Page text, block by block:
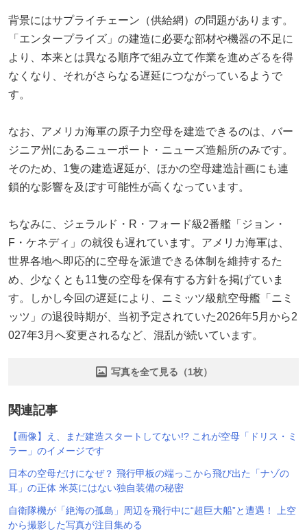
背景にはサプライチェーン（供給網）の問題があります。
「エンタープライズ」の建造に必要な部材や機器の不足に
より、本来とは異なる順序で組み立て作業を進めざるを得
なくなり、それがさらなる遅延につながっているようで
す。
なお、アメリカ海軍の原子力空母を建造できるのは、バー
ジニア州にあるニューポート・ニューズ造船所のみです。
そのため、1隻の建造遅延が、ほかの空母建造計画にも連
鎖的な影響を及ぼす可能性が高くなっています。
ちなみに、ジェラルド・R・フォード級2番艦「ジョン・
F・ケネディ」の就役も遅れています。アメリカ海軍は、
世界各地へ即応的に空母を派遣できる体制を維持するた
め、少なくとも11隻の空母を保有する方針を掲げていま
す。しかし今回の遅延により、ニミッツ級航空母艦「ニミ
ッツ」の退役時期が、当初予定されていた2026年5月から2
027年3月へ変更されるなど、混乱が続いています。
写真を全て見る（1枚）
関連記事
【画像】え、まだ建造スタートしてない!? これが空母「ドリス・ミ
ラー」のイメージです
日本の空母だけになぜ？ 飛行甲板の端っこから飛び出た「ナゾの
耳」の正体 米英にはない独自装備の秘密
自衛隊機が「絶海の孤島」周辺を飛行中に“超巨大船”と遭遇！ 上空
から撮影した写真が注目集める